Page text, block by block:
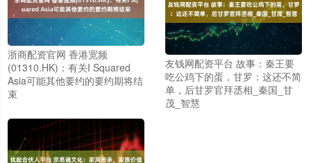
浙商配资官网 香港宽频
(01310.HK)：有关I Squared
Asia可能其他要约的要约期将结
束
友钱网配资平台 故事：秦王要
吃公鸡下的蛋，甘罗：这还不简
单，后甘罗官拜丞相_秦国_甘
茂_智慧